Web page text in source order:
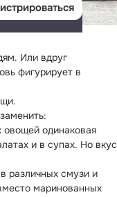
Или вдруг
фигурирует в
овощей одинаковая
и в супах. Но вкус
различных смузи и
маринованных